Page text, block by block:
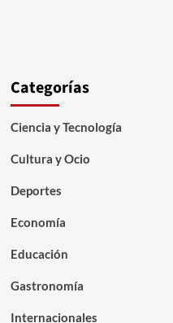
Categorías
Ciencia y Tecnología
Cultura y Ocio
Deportes
Economía
Educación
Gastronomía
Internacionales